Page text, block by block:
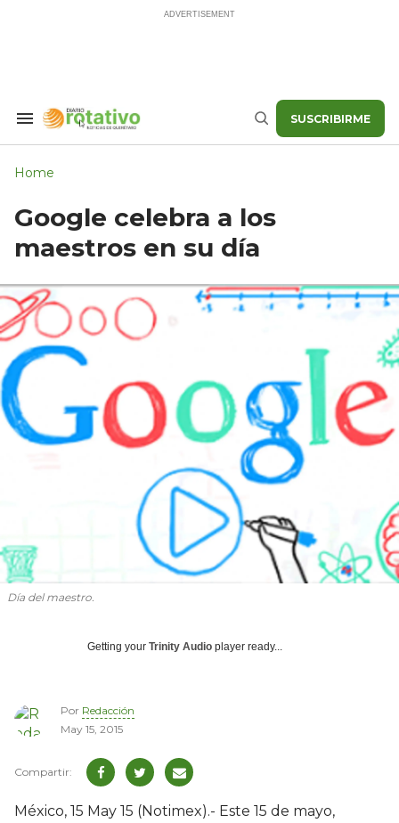
Search
Buscar SUSCRIBIRME
Home
Google celebra a los
maestros en su día
Día del maestro.
Getting your Trinity Audio player ready...
Por Redacción
May 15, 2015
México, 15 May 15 (Notimex).- Este 15 de mayo,